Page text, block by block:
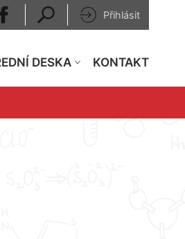
DESKA KONTAKT
Přihlásit